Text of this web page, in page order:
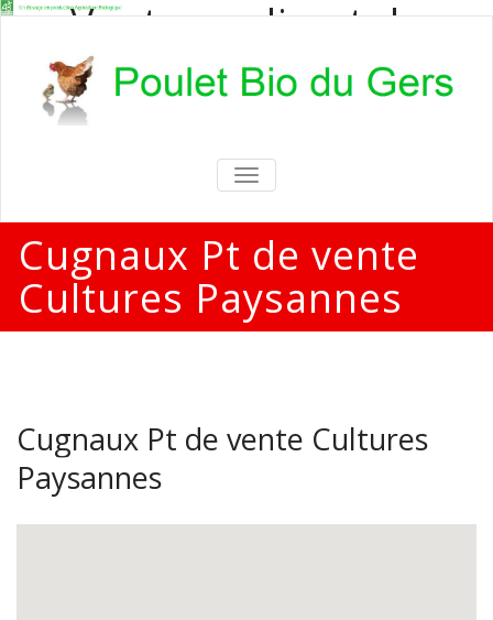
Vente en direct de
poulets bio
Vente en direct de poulets bio aux
particuliers et professionnels
TOGGLE
NAVIGATION
Cugnaux Pt de vente
Cultures Paysannes
Cugnaux Pt de vente Cultures
Paysannes